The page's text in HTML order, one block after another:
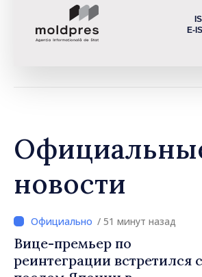
E-
новости
/ 51 минут назад
Вице-премьер по
реинтеграции встретился с